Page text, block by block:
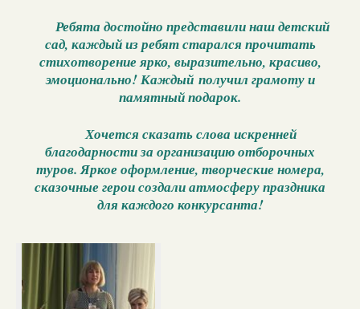
Ребята достойно представили наш детский
сад, каждый из ребят старался прочитать
стихотворение ярко, выразительно, красиво,
эмоционально! Каждый получил грамоту и
памятный подарок.
Хочется сказать слова искренней
благодарности за организацию отборочных
туров. Яркое оформление, творческие номера,
сказочные герои создали атмосферу праздника
для каждого конкурсанта!